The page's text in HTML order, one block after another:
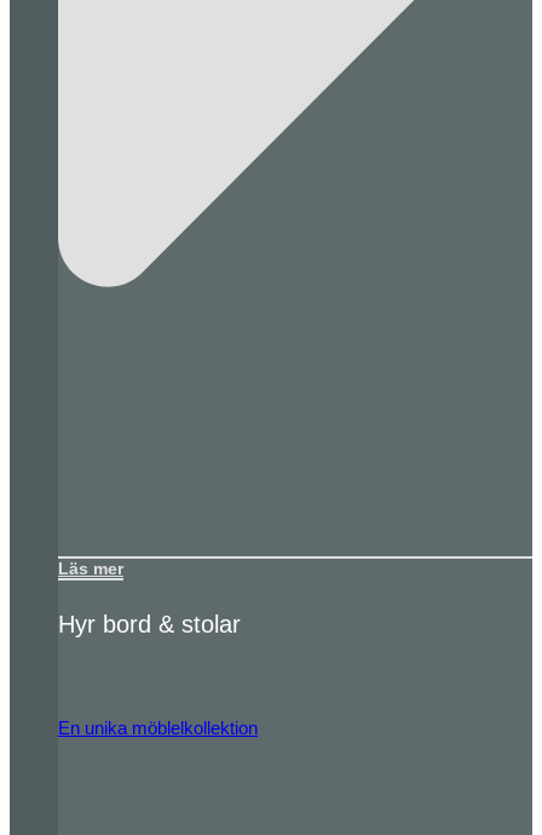
Läs mer
Hyr bord & stolar
En unika möblelkollektion